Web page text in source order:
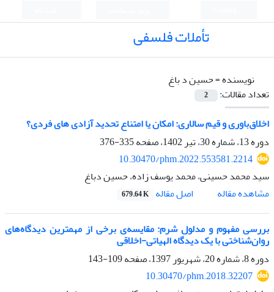
تأملات فلسفی
نویسنده =حسین د باغ
تعداد مقالات:
2
اخلاق‌باوری و قیم سالاری: امکان یا امتناع تحدید آزادی های فردی؟
دوره 13، شماره 30، تیر 1402، صفحه
335-376
10.30470/phm.2022.553581.2214
سید محمد حسینی، محمد یوسف زاده، حسین دباغ
مشاهده مقاله
اصل مقاله 679.64 K
بررسی مفهوم‌ و مدلول شرم: مقایسه‌‌ی برخی از مهمترین دیدگاه‌های
روان‌شناختی‌ با یک دیدگاه الهیاتی-اخلاقی
دوره 8، شماره 20، شهریور 1397، صفحه
109-143
10.30470/phm.2018.32207